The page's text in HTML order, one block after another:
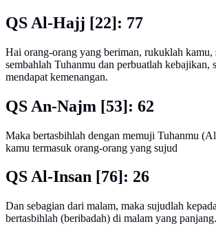
QS Al-Hajj [22]: 77
Hai orang-orang yang beriman, rukuklah kamu,
sembahlah Tuhanmu dan perbuatlah kebajikan,
mendapat kemenangan.
QS An-Najm [53]: 62
Maka bertasbihlah dengan memuji Tuhanmu
kamu termasuk orang-orang yang sujud
QS Al-Insan [76]: 26
Dan sebagian dari malam, maka sujudlah
bertasbihlah (beribadah) di malam yang panjang.